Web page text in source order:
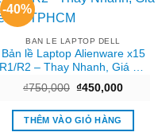
-40%
BAN LE LAPTOP DELL
Bản lề Laptop Alienware x15
R1/R2 – Thay Nhanh, Giá Rẻ
₫750,000 Giá
là:
₫750,000.
₫450,000Giá
tại
THÊM VÀO GIỎ HÀNG